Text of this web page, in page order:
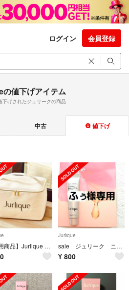
ログイン 会員登録
値下げアイテム
下げされたジュリークの商品
中古 値下げ
【専用商品】Jurlique 超大容量！バニティ
Jurlique
sale ジュリーク ニュートリディファインセラム ROクリーム セット
¥ 800